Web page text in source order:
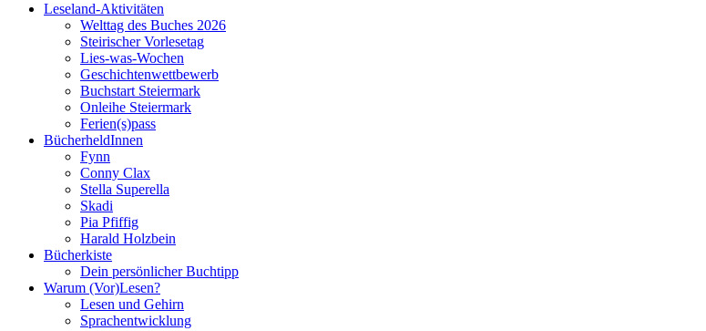
Leseland-Aktivitäten
Welttag des Buches 2026
Steirischer Vorlesetag
Lies-was-Wochen
Geschichtenwettbewerb
Buchstart Steiermark
Onleihe Steiermark
Ferien(s)pass
BücherheldInnen
Fynn
Conny Clax
Stella Superella
Skadi
Pia Pfiffig
Harald Holzbein
Bücherkiste
Dein persönlicher Buchtipp
Warum (Vor)Lesen?
Lesen und Gehirn
Sprachentwicklung